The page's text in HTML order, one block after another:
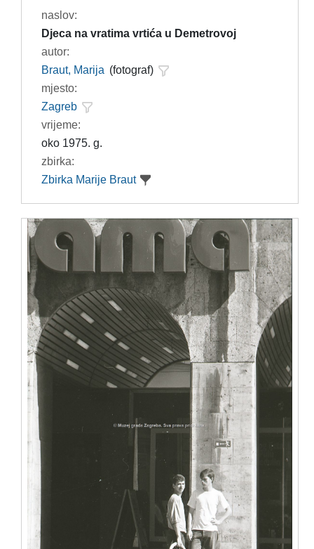
naslov:
Djeca na vratima vrtića u Demetrovoj
autor:
Braut, Marija (fotograf)
mjesto:
Zagreb
vrijeme:
oko 1975. g.
zbirka:
Zbirka Marije Braut